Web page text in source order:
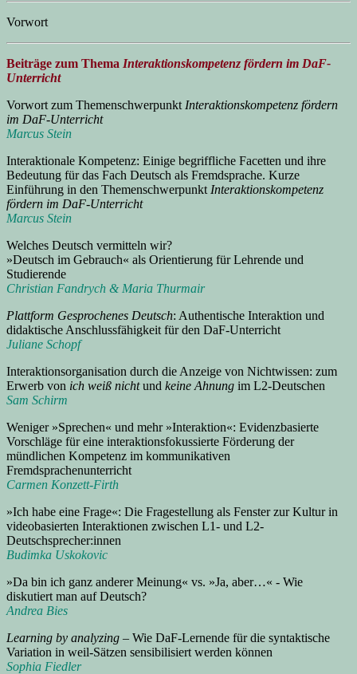
Vorwort
Beiträge zum Thema Interaktionskompetenz fördern im DaF-
Unterricht
Vorwort zum Themenschwerpunkt Interaktionskompetenz fördern
im DaF-Unterricht
Marcus Stein
Interaktionale Kompetenz: Einige begriffliche Facetten und ihre
Bedeutung für das Fach Deutsch als Fremdsprache. Kurze
Einführung in den Themenschwerpunkt Interaktionskompetenz
fördern im DaF-Unterricht
Marcus Stein
Welches Deutsch vermitteln wir?
»Deutsch im Gebrauch« als Orientierung für Lehrende und
Studierende
Christian Fandrych & Maria Thurmair
Plattform Gesprochenes Deutsch: Authentische Interaktion und
didaktische Anschlussfähigkeit für den DaF-Unterricht
Juliane Schopf
Interaktionsorganisation durch die Anzeige von Nichtwissen: zum
Erwerb von ich weiß nichtund keine Ahnung im L2-Deutschen
Sam Schirm
Weniger »Sprechen« und mehr »Interaktion«: Evidenzbasierte
Vorschläge für eine interaktionsfokussierte Förderung der
mündlichen Kompetenz im kommunikativen
Fremdsprachenunterricht
Carmen Konzett-Firth
»Ich habe eine Frage«: Die Fragestellung als Fenster zur Kultur in
videobasierten Interaktionen zwischen L1- und L2-
Deutschsprecher:innen
Budimka Uskokovic
»Da bin ich ganz anderer Meinung« vs. »Ja, aber…« - Wie
diskutiert man auf Deutsch?
Andrea Bies
Learning by analyzing – Wie DaF-Lernende für die syntaktische
Variation in weil-Sätzen sensibilisiert werden können
Sophia Fiedler